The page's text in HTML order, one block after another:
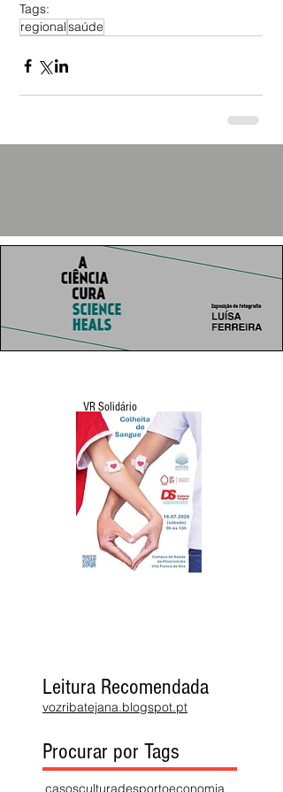
Tags:
regionalsaúde
VR Solidário
Leitura Recomendada
vozribatejana.blogspot.pt
Procurar por Tags
casosculturadesportoeconomia